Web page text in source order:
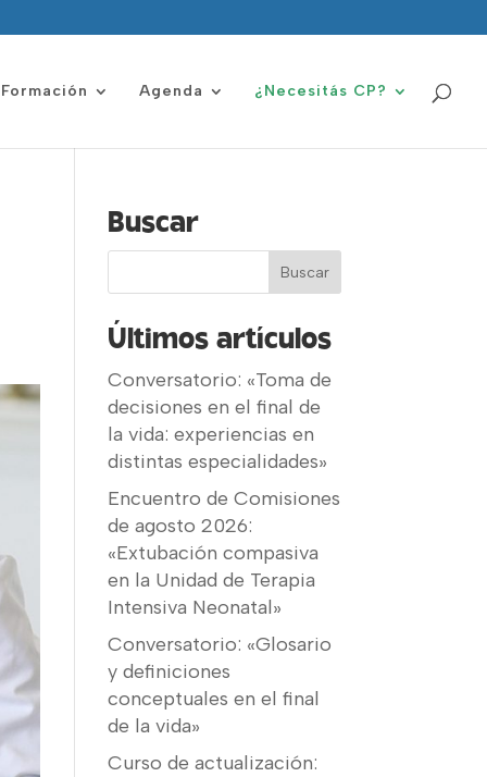
Formación Agenda ¿Necesitás CP?
Buscar
Últimos artículos
Conversatorio: «Toma de
decisiones en el final de
la vida: experiencias en
distintas especialidades»
Encuentro de Comisiones
de agosto 2026:
«Extubación compasiva
en la Unidad de Terapia
Intensiva Neonatal»
Conversatorio: «Glosario
y definiciones
conceptuales en el final
de la vida»
Curso de actualización: